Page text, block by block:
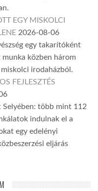
EGY MISKOLCI
2026-08-06
egy takarítóként
közben három
irodaházból.
FEJLESZTÉS
Selyében: több mint 112
indulnak el a
egy edelényi
eljárás